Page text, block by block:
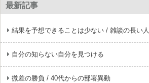
最新記事
結果を予想できることは少ない / 雑談の長い人
自分の知らない自分を見つける
微差の勝負 / 40代からの部署異動